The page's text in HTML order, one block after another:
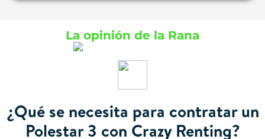
La opinión de la Rana
¿Qué se necesita para contratar un
Polestar 3 con Crazy Renting?